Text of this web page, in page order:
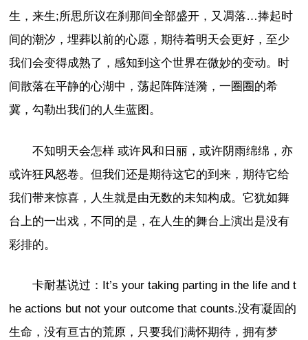
生，来生;所思所议在刹那间全部盛开，又凋落…捧起时
间的潮汐，埋葬以前的心愿，期待着明天会更好，至少
我们会变得成熟了，感知到这个世界在微妙的变动。时
间散落在平静的心湖中，荡起阵阵涟漪，一圈圈的希
冀，勾勒出我们的人生蓝图。
不知明天会怎样 或许风和日丽，或许阴雨绵绵，亦
或许狂风怒卷。但我们还是期待这它的到来，期待它给
我们带来惊喜，人生就是由无数的未知构成。它犹如舞
台上的一出戏，不同的是，在人生的舞台上演出是没有
彩排的。
卡耐基说过：It’s your taking parting in the life and t
he actions but not your outcome that counts.没有凝固的
生命，没有亘古的荒原，只要我们满怀期待，拥有梦